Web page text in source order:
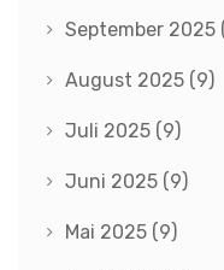
September 2025
August 2025 (9)
Juli 2025 (9)
Juni 2025 (9)
Mai 2025 (9)